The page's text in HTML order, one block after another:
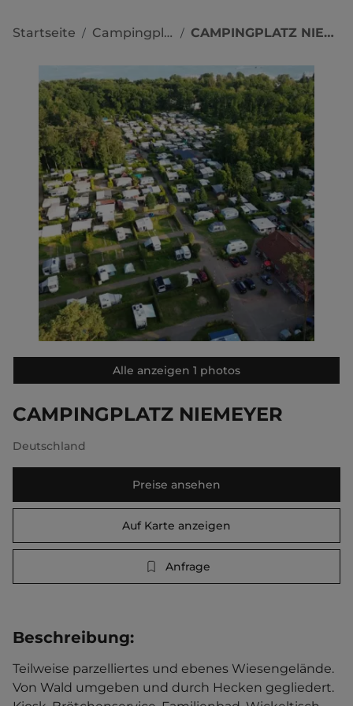
Startseite / Campingplätze / CAMPINGPLATZ NIEMEYER
Alle anzeigen 1 photos
CAMPINGPLATZ NIEMEYER
Deutschland
Preise ansehen
Auf Karte anzeigen
Anfrage
Beschreibung:
Teilweise parzelliertes und ebenes Wiesengelände.
Von Wald umgeben und durch Hecken gegliedert.